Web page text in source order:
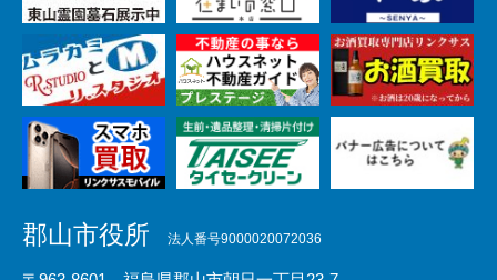
郡山市役所 法人番号9000020072036